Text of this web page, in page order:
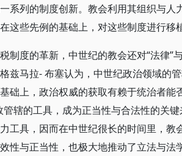
系列的制度创新。教会利用其组织与人
这些先例的基础上，对这些制度进行移
制度的革新，中世纪的教会还对“法律”
兹马拉- 布塞认为，中世纪政治领域的
础上，政治权威的获取有赖于统治者能
管辖的工具，成为正当性与合法性的关
工具，因而在中世纪很长的时间里，
性与正当性，也极大地推动了立法与法